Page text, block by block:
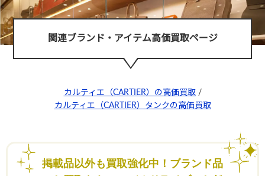
関連ブランド・アイテム高価買取ページ
カルティエ（CARTIER）の高価買取 /
カルティエ（CARTIER）タンクの高価買取
掲載品以外も買取強化中！ブランド品